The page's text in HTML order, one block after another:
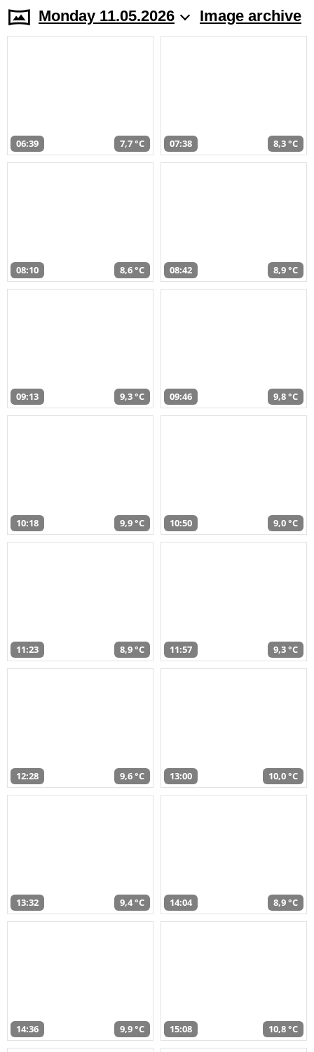
Monday 11.05.2026 Image archive
06:39 7,7 °C 07:38 8,3 °C
08:10 8,6 °C 08:42 8,9 °C
09:13 9,3 °C 09:46 9,8 °C
10:18 9,9 °C 10:50 9,0 °C
11:23 8,9 °C 11:57 9,3 °C
12:28 9,6 °C 13:00 10,0 °C
13:32 9,4 °C 14:04 8,9 °C
14:36 9,9 °C 15:08 10,8 °C